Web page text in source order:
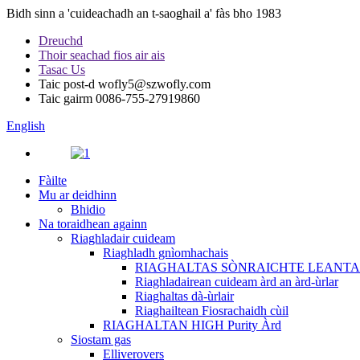
Bidh sinn a 'cuideachadh an t-saoghail a' fàs bho 1983
Dreuchd
Thoir seachad fios air ais
Tasac Us
Taic post-d wofly5@szwofly.com
Taic gairm 0086-755-27919860
English
Fàilte
Mu ar deidhinn
Bhidio
Na toraidhean againn
Riaghladair cuideam
Riaghladh gnìomhachais
RIAGHALTAS SÒNRAICHTE
Riaghladairean cuideam àrd an àrd-ùrlar
Riaghaltas dà-ùrlair
Riaghailtean Fiosrachaidh cùil
RIAGHALTAN HIGH Purity Àrd
Siostam gas
Elliverovers